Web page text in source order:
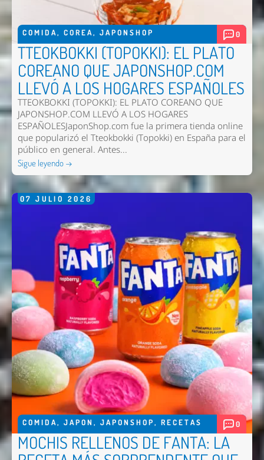
COMIDA, COREA, JAPONSHOP 0
TTEOKBOKKI (TOPOKKI): EL PLATO
COREANO QUE JAPONSHOP.COM
LLEVÓ A LOS HOGARES ESPAÑOLES
TTEOKBOKKI (TOPOKKI): EL PLATO COREANO QUE
JAPONSHOP.COM LLEVÓ A LOS HOGARES
ESPAÑOLESJaponShop.com fue la primera tienda online
que popularizó el Tteokbokki (Topokki) en España para el
público en general. Antes...
Sigue leyendo →
07 JULIO 2026
COMIDA, JAPON , JAPONSHOP, RECETAS 0
MOCHIS RELLENOS DE FANTA: LA